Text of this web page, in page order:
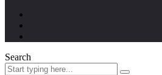
Search